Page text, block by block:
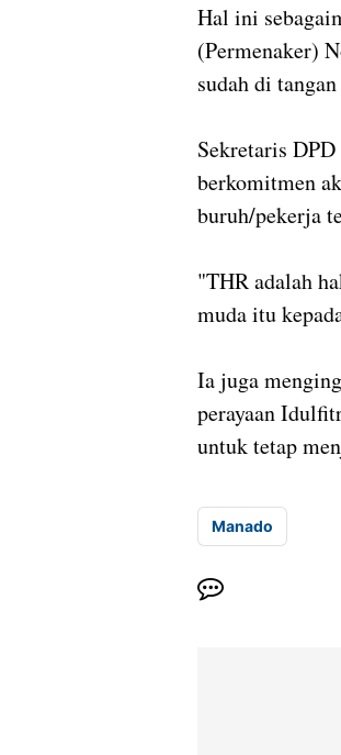
Hal ini
(Permenaker)
sudah di
Sekretaris
berkomitmen
buruh/pekerja
"THR adalah
muda itu
Ia juga
perayaan
untuk tetap
Manado